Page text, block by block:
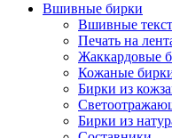
Вшивные бирки
Вшивные
Печать на
Жаккардовые
Кожаные
Бирки из
Бирки из